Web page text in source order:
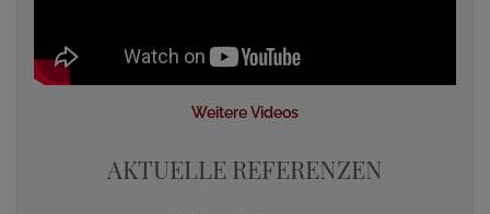
Weitere Videos
AKTUELLE REFERENZEN